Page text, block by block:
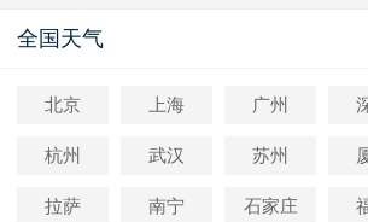
全国天气
北京 上海 广州
杭州 武汉 苏州
拉萨 南宁 石家庄